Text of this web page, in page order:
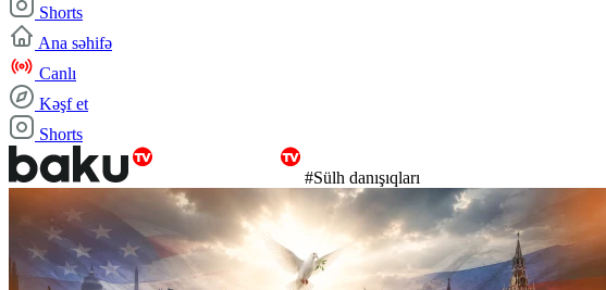
Shorts
Ana səhifə
Canlı
Kəşf et
Shorts
#Sülh danışıqları